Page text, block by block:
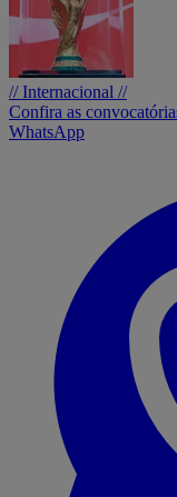
// Internacional //
Confira as
WhatsApp